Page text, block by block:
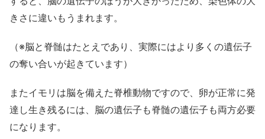
きさに違いもうまれます。
（※脳と脊髄はたとえであり、実際にはより多くの遺伝子
の奪い合いが起きています）
またイモリは脳を備えた脊椎動物ですので、卵が正常に発
達し生き残るには、脳の遺伝子も脊髄の遺伝子も両方必要
になります。